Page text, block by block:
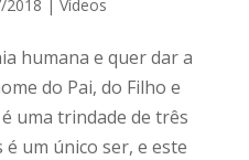
2018 | Vídeos
humana e quer dar a
do Pai, do Filho e
uma trindade de três
é um único ser, e este